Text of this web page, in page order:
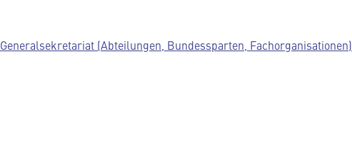
Generalsekretariat (Abteilungen, Bundessparten, Fachorganisationen)